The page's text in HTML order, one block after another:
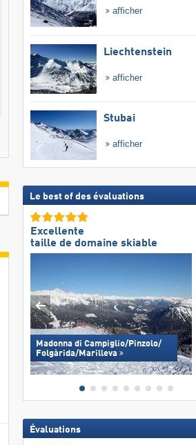
afficher
Liechtenstein
afficher
Stubai
afficher
Le best of des évaluations
Excellente
taille de domaine skiable
Madonna di Campiglio/​Pinzolo/​
Folgàrida/​Marilleva
Évaluations